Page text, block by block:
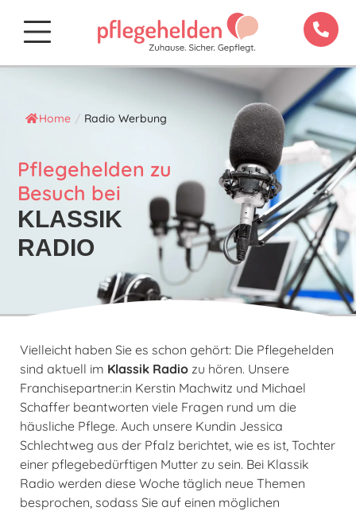
Home / Radio Werbung
Pflegehelden zu
Besuch bei
KLASSIK
RADIO
Vielleicht haben Sie es schon gehört: Die Pflegehelden
sind aktuell im Klassik Radio zu hören. Unsere
Franchisepartner:in Kerstin Machwitz und Michael
Schaffer beantworten viele Fragen rund um die
häusliche Pflege. Auch unsere Kundin Jessica
Schlechtweg aus der Pfalz berichtet, wie es ist, Tochter
einer pflegebedürftigen Mutter zu sein. Bei Klassik
Radio werden diese Woche täglich neue Themen
besprochen, sodass Sie auf einen möglichen